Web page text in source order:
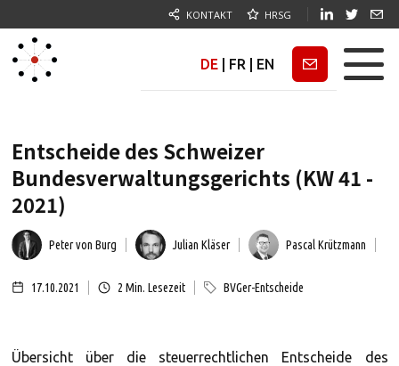
KONTAKT HRSG
DE FR EN Newsletter
Entscheide des Schweizer
Bundesverwaltungsgerichts (KW 41 -
2021)
Peter von Burg Julian Kläser Pascal Krützmann
17.10.2021 2 Min. Lesezeit BVGer-Entscheide
Übersicht über die steuerrechtlichen Entscheide des